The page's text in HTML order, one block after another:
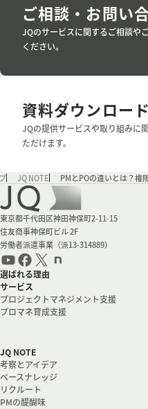
ご相談・お問い
JQのサービスに関するご相談や
ください。
資料ダウンロード
JQの提供サービスや取り組みに
ただけます。
JQ NOTE PMとPOの違いとは？権
会社情報
東京都千代田区神田神保町2-11-15
住友商事神保町ビル 2F
労働者派遣事業（派13-314889）
選ばれる理由
サービス
プロジェクトマネジメント支援
プロマネ育成支援
JQ NOTE
考察とアイデア
ベースナレッジ
リクルート
PMの醍醐味